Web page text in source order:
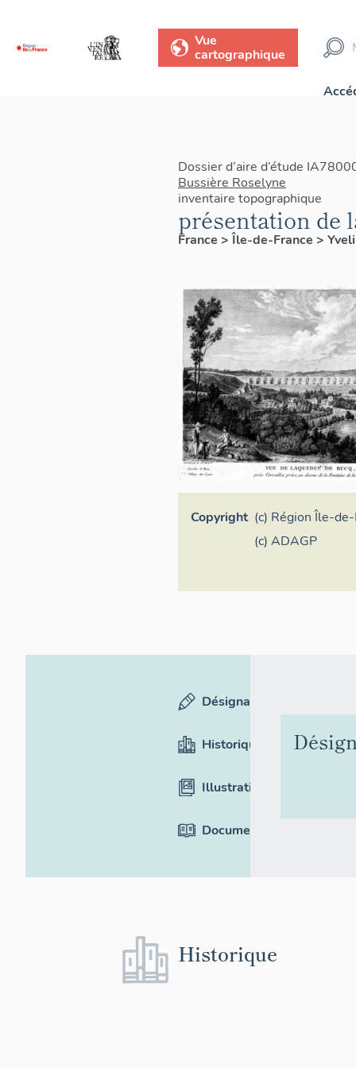
Vue
cartographique
Dossier d’aire d’étude
Bussière Roselyne
inventaire topographique
présentation de
France > Île-de-France >
Copyright (c) Région Île-
(reproduction)
(c) ADAGP
Désignation
Historique
Illustrations
Documentation
Historique